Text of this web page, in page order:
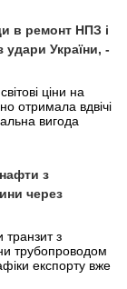
в ремонт НПЗ і
удари України, -
ціни на
отримала вдвічі
вигода
з
через
транзит з
трубопроводом
експорту вже